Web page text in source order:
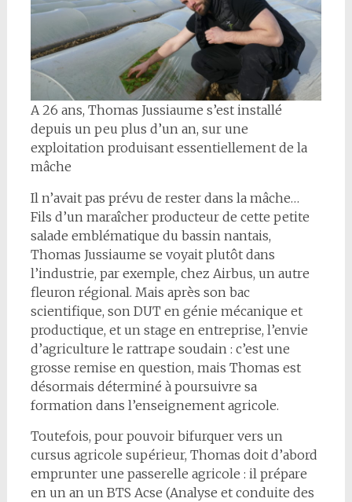
A 26 ans, Thomas Jussiaume s’est installé
depuis un peu plus d’un an, sur une
exploitation produisant essentiellement de la
mâche
Il n’avait pas prévu de rester dans la mâche…
Fils d’un maraîcher producteur de cette petite
salade emblématique du bassin nantais,
Thomas Jussiaume se voyait plutôt dans
l’industrie, par exemple, chez Airbus, un autre
fleuron régional. Mais après son bac
scientifique, son DUT en génie mécanique et
productique, et un stage en entreprise, l’envie
d’agriculture le rattrape soudain : c’est une
grosse remise en question, mais Thomas est
désormais déterminé à poursuivre sa
formation dans l’enseignement agricole.
Toutefois, pour pouvoir bifurquer vers un
cursus agricole supérieur, Thomas doit d’abord
emprunter une passerelle agricole : il prépare
en un an un BTS Acse (Analyse et conduite des